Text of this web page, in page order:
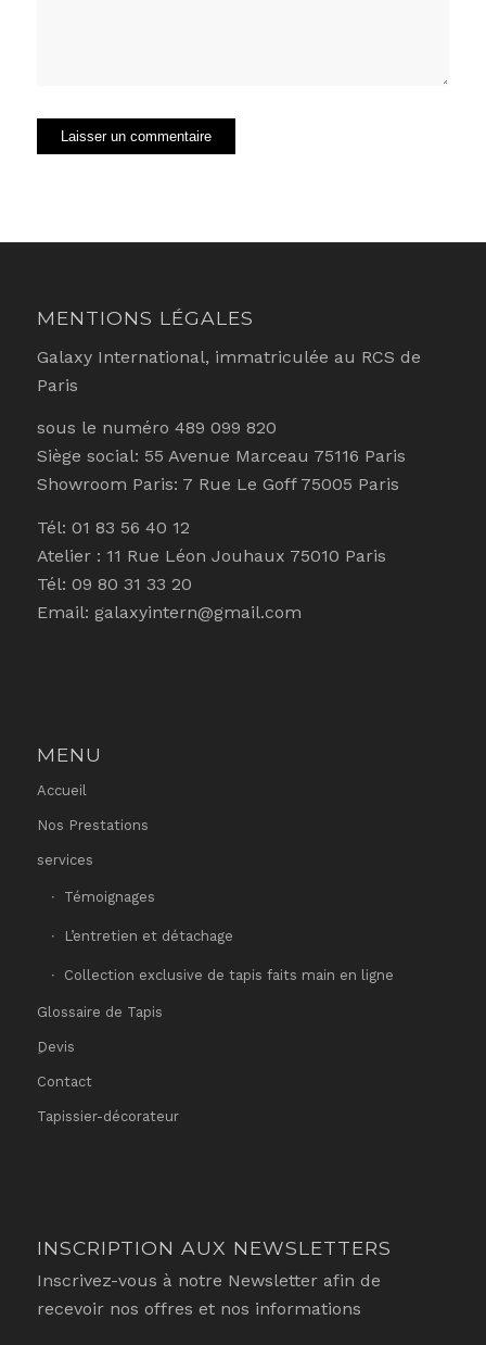
MENTIONS LÉGALES
Galaxy International, immatriculée au RCS de
Paris
sous le numéro 489 099 820
Siège social: 55 Avenue Marceau 75116 Paris
Showroom Paris: 7 Rue Le Goff 75005 Paris
Tél: 01 83 56 40 12
Atelier : 11 Rue Léon Jouhaux 75010 Paris
Tél: 09 80 31 33 20
Email: galaxyintern@gmail.com
MENU
Accueil
Nos Prestations
services
Témoignages
L’entretien et détachage
Collection exclusive de tapis faits main en ligne
Glossaire de Tapis
ِDevis
Contact
Tapissier-décorateur
INSCRIPTION AUX NEWSLETTERS
Inscrivez-vous à notre Newsletter afin de
recevoir nos offres et nos informations